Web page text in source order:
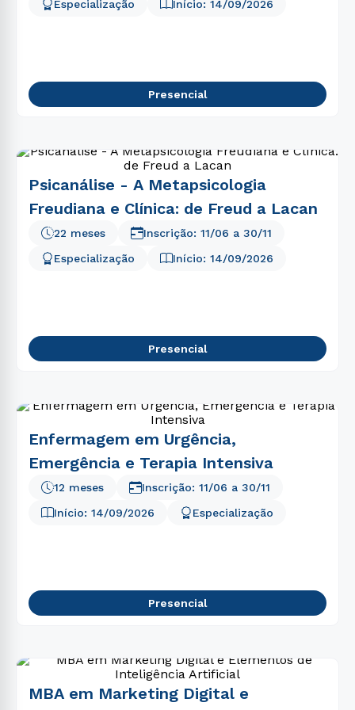
Especialização Início: 14/09/2026
Presencial
Psicanálise - A Metapsicologia
Freudiana e Clínica: de Freud a Lacan
Especialização Início: 14/09/2026
22 meses Inscrição: 11/06 a 30/11
Presencial
Enfermagem em Urgência,
Emergência e Terapia Intensiva
Início: 14/09/2026
12 meses
Especialização
Inscrição: 11/06 a 30/11
Presencial
MBA em Marketing Digital e
8º
fisioterapia